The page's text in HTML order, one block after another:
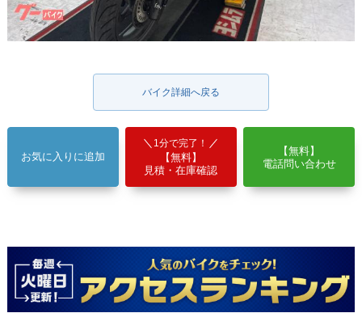
バイク詳細へ戻る
お気に入りに追加
1分で完了！
【無料】
見積・在庫確認
【無料】
電話問い合わせ